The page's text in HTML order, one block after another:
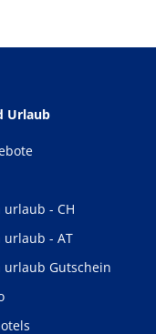
Urlaub
- CH
- AT
urlaub Gutschein